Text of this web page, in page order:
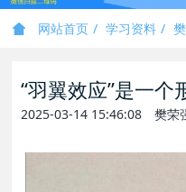
网站首页 学习资料
“羽翼效应”是一个
2025-03-14 15:46:08 樊荣